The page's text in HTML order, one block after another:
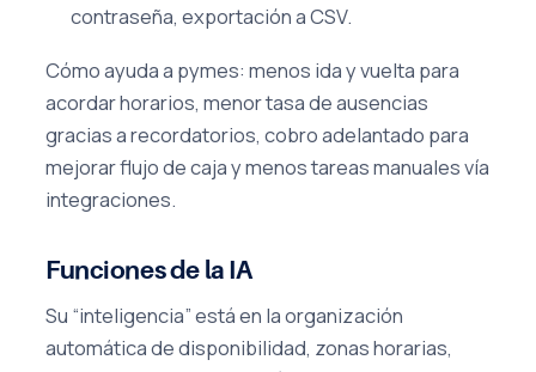
contraseña, exportación a CSV.
Cómo ayuda a pymes: menos ida y vuelta para
acordar horarios, menor tasa de ausencias
gracias a recordatorios, cobro adelantado para
mejorar flujo de caja y menos tareas manuales vía
integraciones.
Funciones de la IA
Su “inteligencia” está en la organización
automática de disponibilidad, zonas horarias,